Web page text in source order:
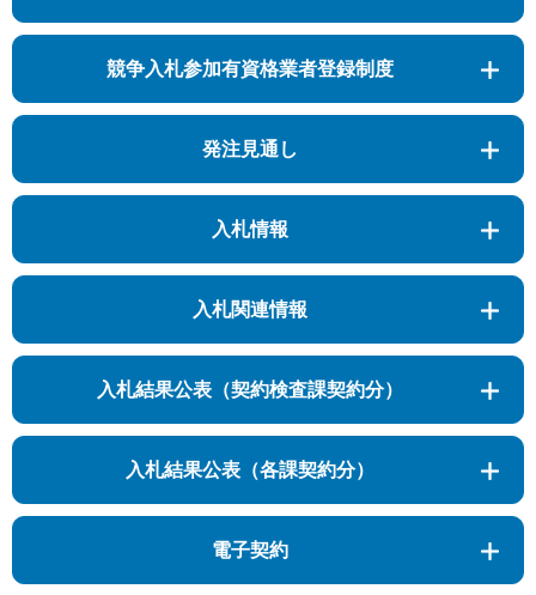
競争入札参加有資格業者登録制度
発注見通し
入札情報
入札関連情報
入札結果公表（契約検査課契約分）
入札結果公表（各課契約分）
電子契約